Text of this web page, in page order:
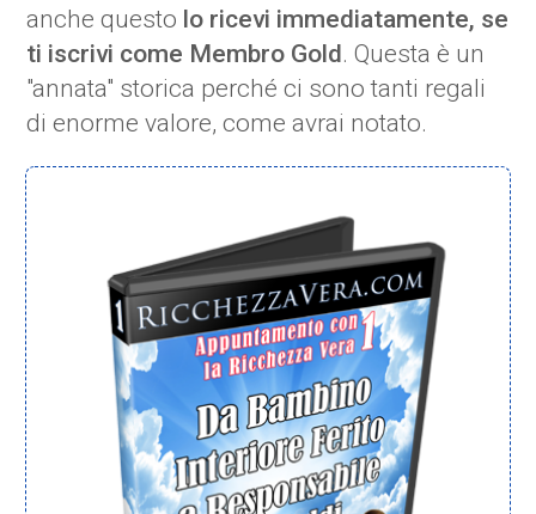
anche questo lo ricevi immediatamente, se
ti iscrivi come Membro Gold. Questa è un
"annata" storica perché ci sono tanti regali
di enorme valore, come avrai notato.